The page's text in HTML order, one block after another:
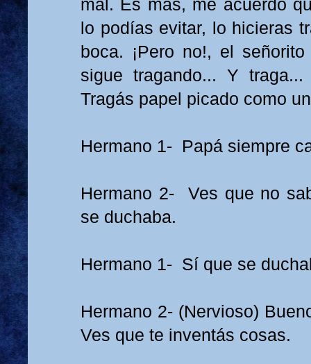
mal. Es más, me acuerdo
lo podías evitar, lo hicieras
boca. ¡Pero no!, el
sigue tragando... Y
Tragás papel picado como
Hermano 1- Papá siempre
Hermano 2- Ves que no
se duchaba.
Hermano 1- Sí que se
Hermano 2- (Nervioso)
Ves que te inventás cosas.